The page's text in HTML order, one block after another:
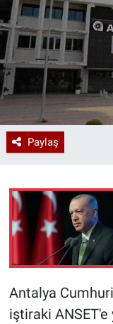
Paylaş
Antalya
iştiraki
Erişim
Sağlık
Teknoloji
Ramazan